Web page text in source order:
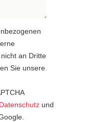
an Dritte
Sie unsere
Datenschutz und